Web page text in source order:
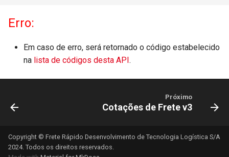
Erro:
Em caso de erro, será retornado o código estabelecido
na lista de códigos desta API.
Próximo
Cotações de Frete v3
Copyright © Frete Rápido Desenvolvimento de Tecnologia Logística S/A
2024. Todos os direitos reservados.